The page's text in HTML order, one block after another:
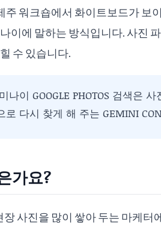
주 워크숍에서 화이트보드가 보
이에 말하는 방식입니다. 사진
수 있습니다.
나이 GOOGLE PHOTOS 검색은
다시 찾게 해 주는 GEMINI
가요?
장 사진을 많이 쌓아 두는 마케터